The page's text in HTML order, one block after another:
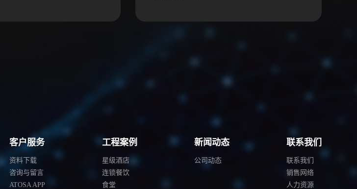
客户服务
资料下载
咨询与留言
ATOSA APP
工程案例
星级酒店
连锁餐饮
食堂
新闻动态
公司动态
联系我们
联系我们
销售网络
人力资源